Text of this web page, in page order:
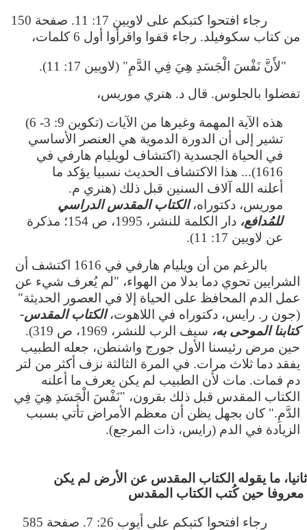
رجاء افتحوا كتبكم على لاويين 17: 11. صفحة 150
من كتاب سكوفيلد. رجاء قفوا واقرأوا أول 6 كلمات،
"لأَنَّ نَفْسَ الْجَسَدِ هِيَ فِي الدَّمِ" (لاويين 17: 11).
تفضلوا بالجلوس. قال د. هنري موريس،
هذه الآية المهمة وغيرها من الآيات (تكوين 9: 3- 6)
تشير إلى أن الدورة الدموية هي العنصر الأساسي
في الحياة الجسدية (اكتشاف لويليام هارفي في
1616)... هذا الاكتشاف الحديث نسبيا يؤكد ما
أعلنه الله آلاف السنين قبل ذلك (هنري م.
موريس، دكتوراه،الكتاب المقدس الدراسي
للمُدافع،
دار الكلمة للنشر، 1995، ص 154؛ مذكرة
عن لاويين 17: 11).
بالرغم من أن ويليام هارفي في 1616 اكتشف أن
الشرايين تحوي دما بدلا من الهواء، "لم يُعرف شيء عن
عمل الدم المحافظ على الحياة إلا في العصور الحديثة"
(جون ر. رايس، دكتوراه في اللاهوت،الكتاب المقدس-
كتابنا الموحى به،
سيف الرب للنشر، 1969، ص 319).
حين مرض رئيسنا الأول جورج واشنطن، جعله الطبيب
يفقد دما ثلاث مرات. في المرة الثالثة نزف أكثر من لتر
دم فمات. مات لأن الطبيب لم يكن يعرف ما أعلنه
الكتاب المقدس قبل ذلك بقرون، "نَفْسَ الْجَسَدِ هِيَ فِي
الدَّمِ." كان بجهل يظن أن معظم الأمراض تأتي بسبب
الزيادة في الدم (رايس، ذات المرجع).
ثانيا، ما يقوله الكتاب المقدس عن الأرض لم يكن
معروفا حين كُتب الكتاب المقدس
رجاء افتحوا كتبكم على أيوب 26: 7. صفحة 585